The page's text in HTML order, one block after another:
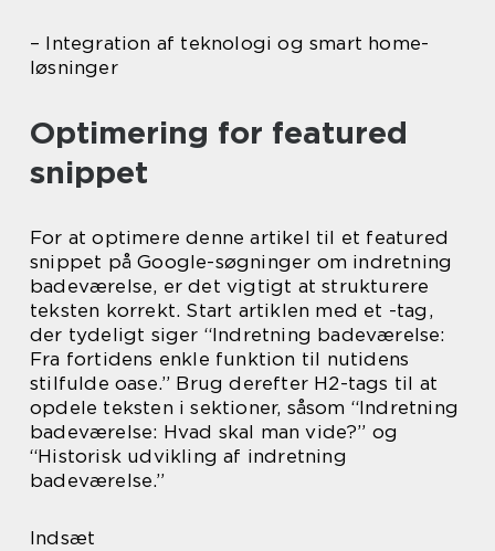
– Integration af teknologi og smart home-
løsninger
Optimering for featured
snippet
For at optimere denne artikel til et featured
snippet på Google-søgninger om indretning
badeværelse, er det vigtigt at strukturere
teksten korrekt. Start artiklen med et -tag,
der tydeligt siger “Indretning badeværelse:
Fra fortidens enkle funktion til nutidens
stilfulde oase.” Brug derefter H2-tags til at
opdele teksten i sektioner, såsom “Indretning
badeværelse: Hvad skal man vide?” og
“Historisk udvikling af indretning
badeværelse.”
Indsæt